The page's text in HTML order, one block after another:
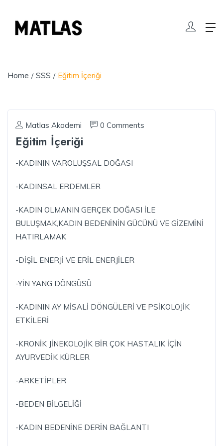
Home SSS Eğitim İçeriği
Matlas Akademi 0 Comments
Eğitim İçeriği
-KADININ VAROLUŞSAL DOĞASI
-KADINSAL ERDEMLER
-KADIN OLMANIN GERÇEK DOĞASI İLE
BULUŞMAK,KADIN BEDENİNİN GÜCÜNÜ VE GİZEMİNİ
HATIRLAMAK
-DİŞİL ENERJİ VE ERİL ENERJİLER
-YİN YANG DÖNGÜSÜ
-KADININ AY MİSALİ DÖNGÜLERİ VE PSİKOLOJİK
ETKİLERİ
-KRONİK JİNEKOLOJİK BİR ÇOK HASTALIK İÇİN
AYURVEDİK KÜRLER
-ARKETİPLER
-BEDEN BİLGELİĞİ
-KADIN BEDENİNE DERİN BAĞLANTI